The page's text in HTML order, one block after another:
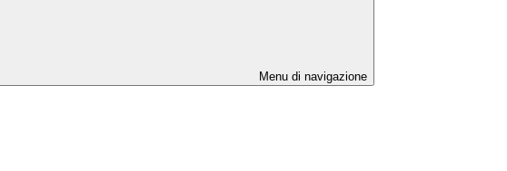
Menu di navigazione